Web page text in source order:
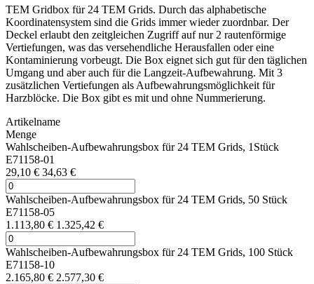
TEM Gridbox für 24 TEM Grids. Durch das alphabetische
Koordinatensystem sind die Grids immer wieder zuordnbar. Der
Deckel erlaubt den zeitgleichen Zugriff auf nur 2 rautenförmige
Vertiefungen, was das versehendliche Herausfallen oder eine
Kontaminierung vorbeugt. Die Box eignet sich gut für den täglichen
Umgang und aber auch für die Langzeit-Aufbewahrung. Mit 3
zusätzlichen Vertiefungen als Aufbewahrungsmöglichkeit für
Harzblöcke. Die Box gibt es mit und ohne Nummerierung.
Artikelname
Menge
Wahlscheiben-Aufbewahrungsbox für 24 TEM Grids, 1Stück
E71158-01
29,10 € 34,63 €
Wahlscheiben-Aufbewahrungsbox für 24 TEM Grids, 50 Stück
E71158-05
1.113,80 € 1.325,42 €
Wahlscheiben-Aufbewahrungsbox für 24 TEM Grids, 100 Stück
E71158-10
2.165,80 € 2.577,30 €